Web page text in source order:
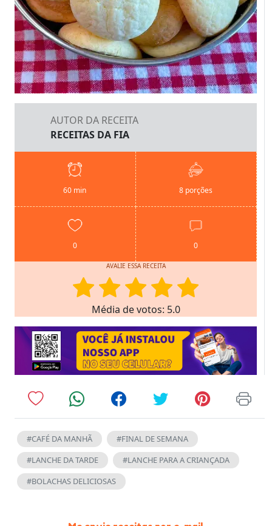
AUTOR DA RECEITA
RECEITAS DA FIA
60 min 8 porções
0 0
AVALIE ESSA RECEITA
Média de votos: 5.0
#CAFÉ DA MANHÃ
#FINAL DE SEMANA
#LANCHE DA TARDE
#LANCHE PARA A CRIANÇADA
#BOLACHAS DELICIOSAS